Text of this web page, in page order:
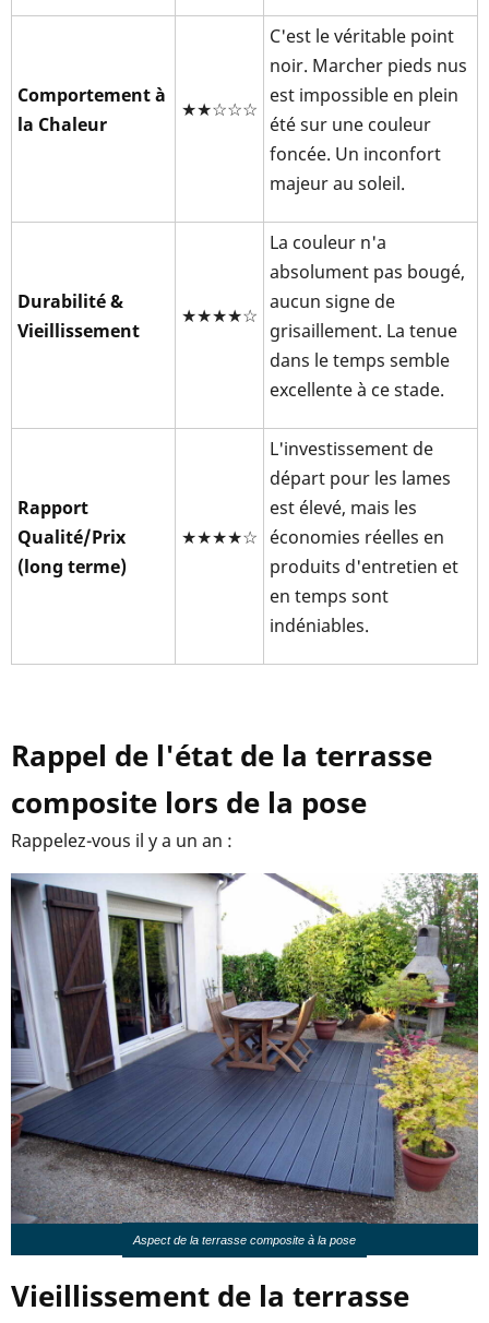
Comportement à
la Chaleur
★★☆☆☆
C'est le véritable point
noir. Marcher pieds nus
est impossible en plein
été sur une couleur
foncée. Un inconfort
majeur au soleil.
Durabilité &
Vieillissement
★★★★☆
La couleur n'a
absolument pas bougé,
aucun signe de
grisaillement. La tenue
dans le temps semble
excellente à ce stade.
Rapport
Qualité/Prix
(long terme)
★★★★☆
L'investissement de
départ pour les lames
est élevé, mais les
économies réelles en
produits d'entretien et
en temps sont
indéniables.
Rappel de l'état de la terrasse
composite lors de la pose
Rappelez-vous il y a un an :
Aspect de la terrasse composite à la pose
Vieillissement de la terrasse